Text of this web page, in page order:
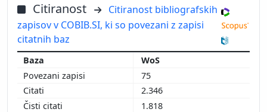
Citiranost
Citiranost bibliografskih
zapisov v COBIB.SI, ki so povezani z zapisi
citatnih baz
WoS
75
2.346
1.818